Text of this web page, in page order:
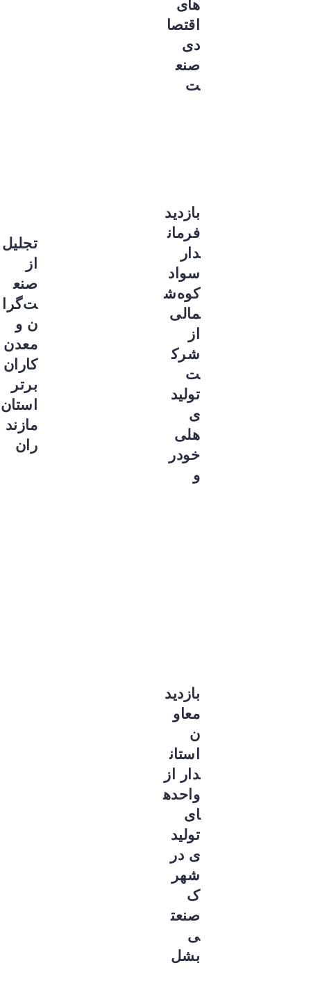
های
اقتصا
دی
صنع
ت
بازدید
فرمان
دار
سواد
کوه‌ش
مالی
از
شرک
ت
تولید
ی
هلی
خودر
و
تجلیل
از
صنع
ت‌گرا
ن و
معدن‌
کاران
برتر
استان
مازند
ران
بازدید
معاو
ن
استان
دار از
واحده
ای
تولید
ی در
شهر
ک
صنعت
ی
بشل